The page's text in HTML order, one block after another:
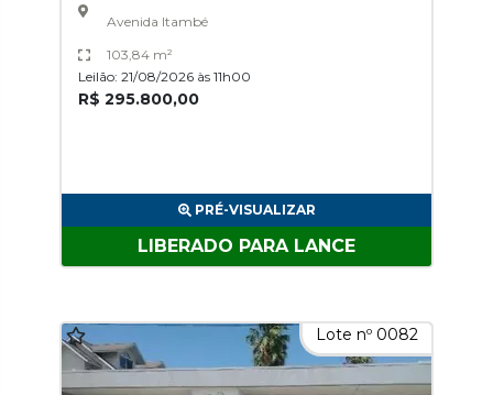
Avenida Itambé
103,84 m²
Leilão: 21/08/2026 às 11h00
R$ 295.800,00
PRÉ-VISUALIZAR
LIBERADO PARA LANCE
Lote nº 0082